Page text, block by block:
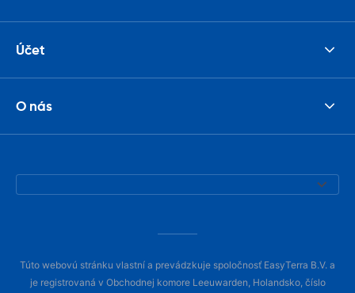
Účet
O nás
Túto webovú stránku vlastní a prevádzkuje spoločnosť EasyTerra B.V. a
je registrovaná v Obchodnej komore Leeuwarden, Holandsko, číslo